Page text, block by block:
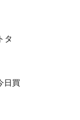
タ
日買